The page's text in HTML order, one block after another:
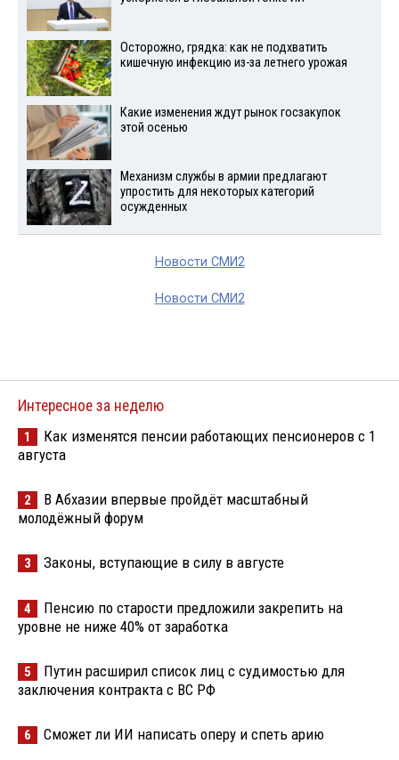
Осторожно, грядка: как не подхватить
кишечную инфекцию из-за летнего урожая
Какие изменения ждут рынок госзакупок
этой осенью
Механизм службы в армии предлагают
упростить для некоторых категорий
осужденных
Новости СМИ2
Новости СМИ2
Интересное за неделю
1
Как изменятся пенсии работающих пенсионеров с 1
августа
2
В Абхазии впервые пройдёт масштабный
молодёжный форум
3 Законы, вступающие в силу в августе
4
Пенсию по старости предложили закрепить на
уровне не ниже 40% от заработка
5
Путин расширил список лиц с судимостью для
заключения контракта с ВС РФ
6 Сможет ли ИИ написать оперу и спеть арию